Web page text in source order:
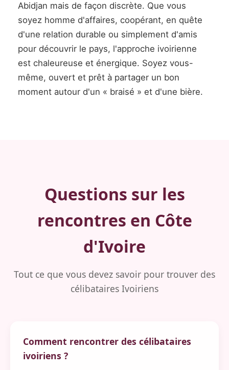
Abidjan mais de façon discrète. Que vous
soyez homme d'affaires, coopérant, en quête
d'une relation durable ou simplement d'amis
pour découvrir le pays, l'approche ivoirienne
est chaleureuse et énergique. Soyez vous-
même, ouvert et prêt à partager un bon
moment autour d'un « braisé » et d'une bière.
Questions sur les
rencontres en Côte
d'Ivoire
Tout ce que vous devez savoir pour trouver des
célibataires Ivoiriens
Comment rencontrer des célibataires
ivoiriens ?